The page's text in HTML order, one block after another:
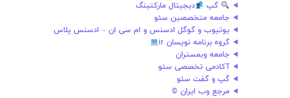
گپ
دیجیتال مارکتینگ
جامعه متخصصین سئو
یوتیوب و گوگل ادسنس و ام سی ان – ادسنس پلاس
گروه برنامه نویسان ir
جامعه وبمستران
آکادمی تخصصی سئو
گپ و گفت سئو
مرجع وب ایران ©